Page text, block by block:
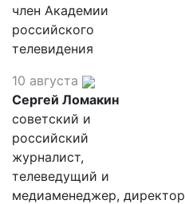
член Академии
российского
телевидения
10 августа
Сергей Ломакин
советский и
российский
журналист,
телеведущий и
медиаменеджер, директор